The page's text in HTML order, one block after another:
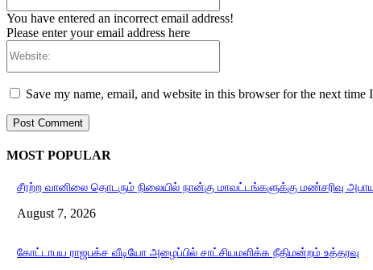
You have entered an incorrect email address!
Please enter your email address here
Save my name, email, and website in this browser for the next time
MOST POPULAR
சீரற்ற வானிலை தொடரும் நிலையில் நான்கு மாவட்டங்களுக்கு மண்சரிவு
August 7, 2026
கோட்டாபய ராஜபக்ச வீடியோ அழைப்பில் சாட்சியமளிக்க நீதிமன்றம் உத்தரவு